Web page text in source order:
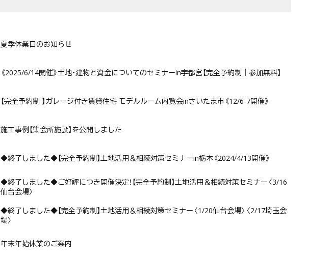
夏季休業日のお知らせ
《2025/6/14開催》土地・建物と資金についてのセミナーin宇都宮【完全予約制｜参加無料】
【完全予約制 】ガレージ付き賃貸住宅 モデルルーム内覧会inさいたま市《12/6-7開催》
施工事例【集会所施設】を公開しました
◆終了しました◆【完全予約制】土地活用＆相続対策セミナーin栃木《2024/4/13開催》
◆終了しました◆ご好評につき開催決定！【完全予約制】土地活用＆相続対策セミナー〈3/16
仙台会場〉
◆終了しました◆【完全予約制】土地活用＆相続対策セミナー〈1/20仙台会場〉〈2/17埼玉会
場〉
年末年始休業のご案内